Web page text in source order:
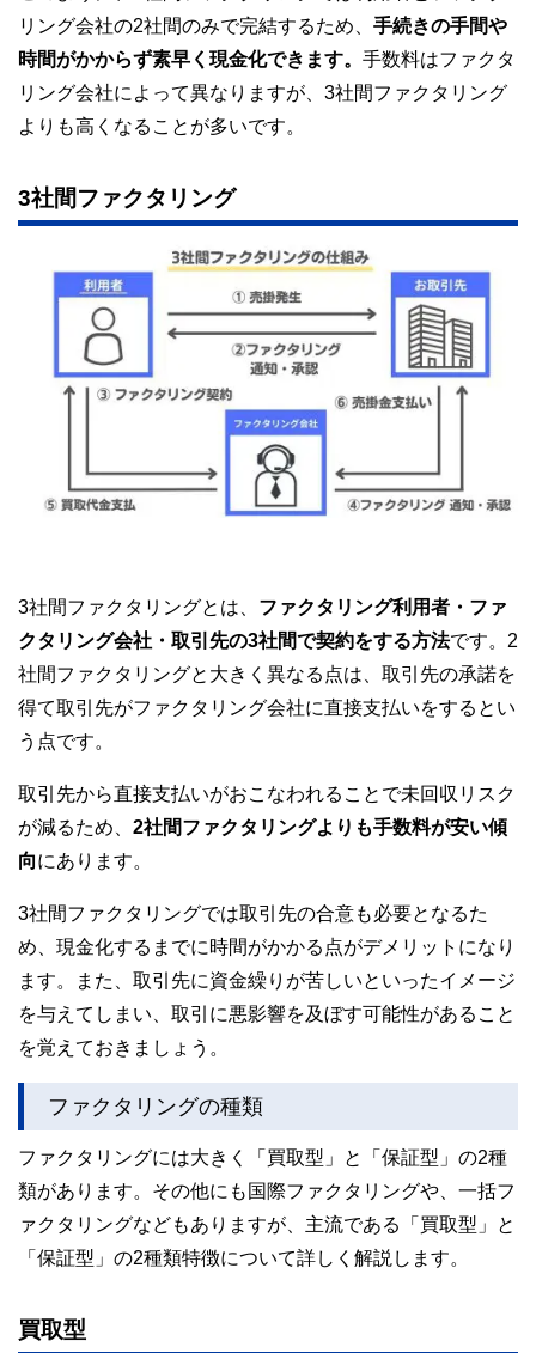
リング会社の2社間のみで完結するため、 手続きの手間や
時間がかからず素早く現金化できます。 手数料はファクタ
リング会社によって異なりますが、3社間ファクタリング
よりも高くなることが多いです。
3社間ファクタリング
3社間ファクタリングとは、 ファクタリング利用者・ファ
クタリング会社・取引先の3社間で契約をする方法です。2
社間ファクタリングと大きく異なる点は、取引先の承諾を
得て取引先がファクタリング会社に直接支払いをするとい
う点です。
取引先から直接支払いがおこなわれることで未回収リスク
が減るため、 2社間ファクタリングよりも手数料が安い傾
向にあります。
3社間ファクタリングでは取引先の合意も必要となるた
め、現金化するまでに時間がかかる点がデメリットになり
ます。また、取引先に資金繰りが苦しいといったイメージ
を与えてしまい、取引に悪影響を及ぼす可能性があること
を覚えておきましょう。
ファクタリングの種類
ファクタリングには大きく「買取型」と「保証型」の2種
類があります。その他にも国際ファクタリングや、一括フ
ァクタリングなどもありますが、主流である「買取型」と
「保証型」の2種類特徴について詳しく解説します。
買取型